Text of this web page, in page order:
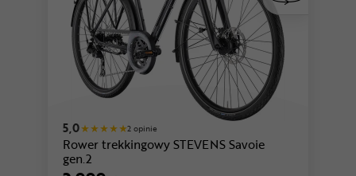
5,0 2 opinie
Rower trekkingowy STEVENS Savoie
gen.2